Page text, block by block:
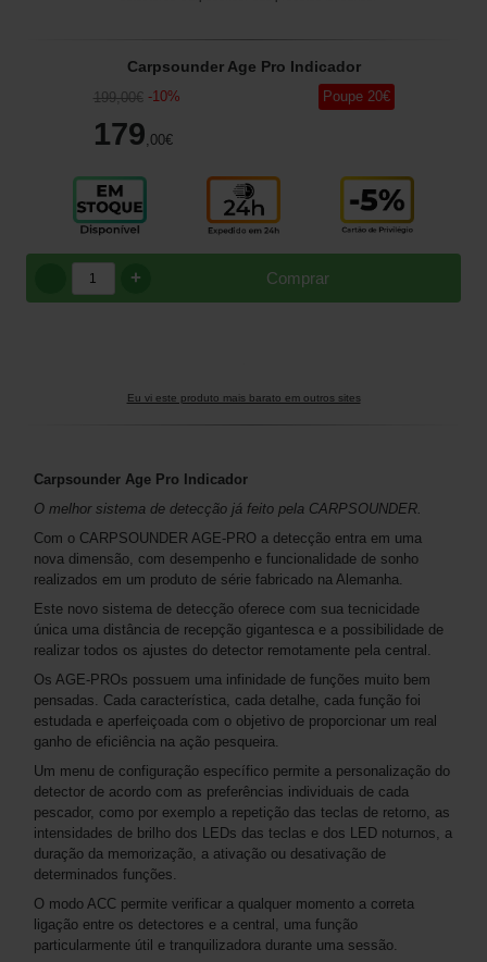
Carpsounder Age Pro Indicador
199,00€ -10%
179 ,00€
Poupe 20€
Comprar
+
Eu vi este produto mais barato em outros sites
Carpsounder Age Pro Indicador
O melhor sistema de detecção já feito pela CARPSOUNDER.
Com o CARPSOUNDER AGE-PRO a detecção entra em uma
nova dimensão, com desempenho e funcionalidade de sonho
realizados em um produto de série fabricado na Alemanha.
Este novo sistema de detecção oferece com sua tecnicidade
única uma distância de recepção gigantesca e a possibilidade de
realizar todos os ajustes do detector remotamente pela central.
Os AGE-PROs possuem uma infinidade de funções muito bem
pensadas. Cada característica, cada detalhe, cada função foi
estudada e aperfeiçoada com o objetivo de proporcionar um real
ganho de eficiência na ação pesqueira.
Um menu de configuração específico permite a personalização do
detector de acordo com as preferências individuais de cada
pescador, como por exemplo a repetição das teclas de retorno, as
intensidades de brilho dos LEDs das teclas e dos LED noturnos, a
duração da memorização, a ativação ou desativação de
determinados funções.
O modo ACC permite verificar a qualquer momento a correta
ligação entre os detectores e a central, uma função
particularmente útil e tranquilizadora durante uma sessão.